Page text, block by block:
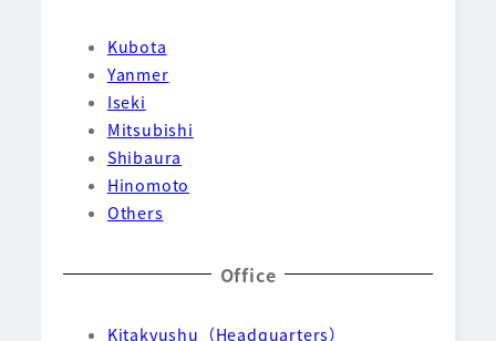
Kubota
Yanmer
Iseki
Mitsubishi
Shibaura
Hinomoto
Others
Office
Kitakyushu（Headquarters）